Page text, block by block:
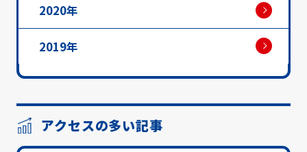
2020年
2019年
アクセスの多い記事